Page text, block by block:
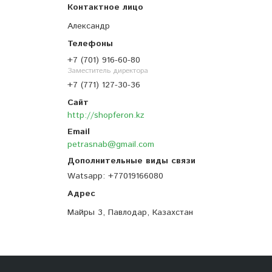
Александр
+7 (701) 916-60-80
Заместитель директора
+7 (771) 127-30-36
http://shopferon.kz
petrasnab@gmail.com
Watsapp +77019166080
Майры 3, Павлодар, Казахстан